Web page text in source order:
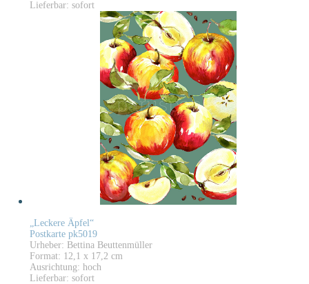
Lieferbar: sofort
„Leckere Äpfel“
Postkarte pk5019
Urheber: Bettina Beuttenmüller
Format: 12,1 x 17,2 cm
Ausrichtung: hoch
Lieferbar: sofort